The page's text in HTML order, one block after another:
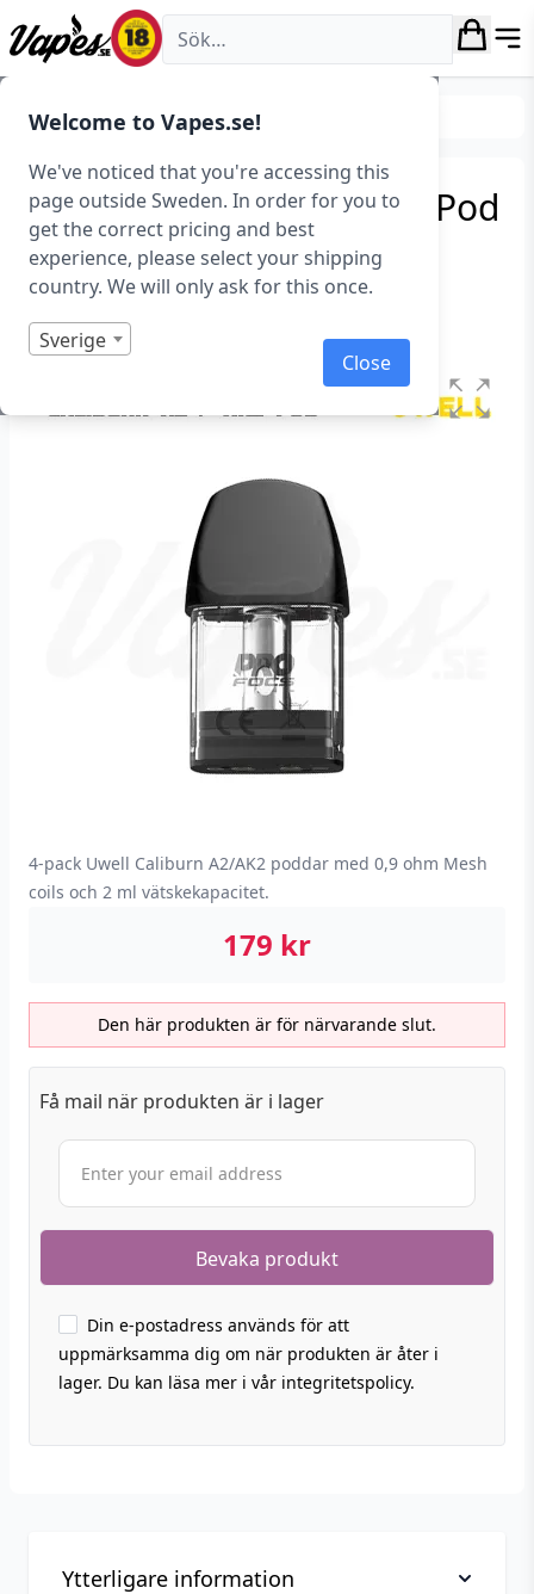
Welcome to Vapes.se!
We've noticed that you're accessing this
page outside Sweden. In order for you to
get the correct pricing and best
experience, please select your shipping
country. We will only ask for this once.
Sverige
Close
Vapes.se
Tillverkare Uwell
Uwell Caliburn A2 / AK2 Pod
(2 ml, 4-pack)
Art.nr: 40446
Slut i lager
4-pack Uwell Caliburn A2/AK2 poddar med 0,9 ohm Mesh
coils och 2 ml vätskekapacitet.
179 kr
Den här produkten är för närvarande slut.
Få mail när produkten är i lager
Din e-postadress används för att
uppmärksamma dig om när produkten är åter i
lager. Du kan läsa mer i vår integritetspolicy.
Ytterligare information